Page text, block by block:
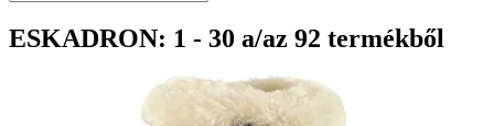
ESKADRON: 1 - 30 a/az 92 termékből